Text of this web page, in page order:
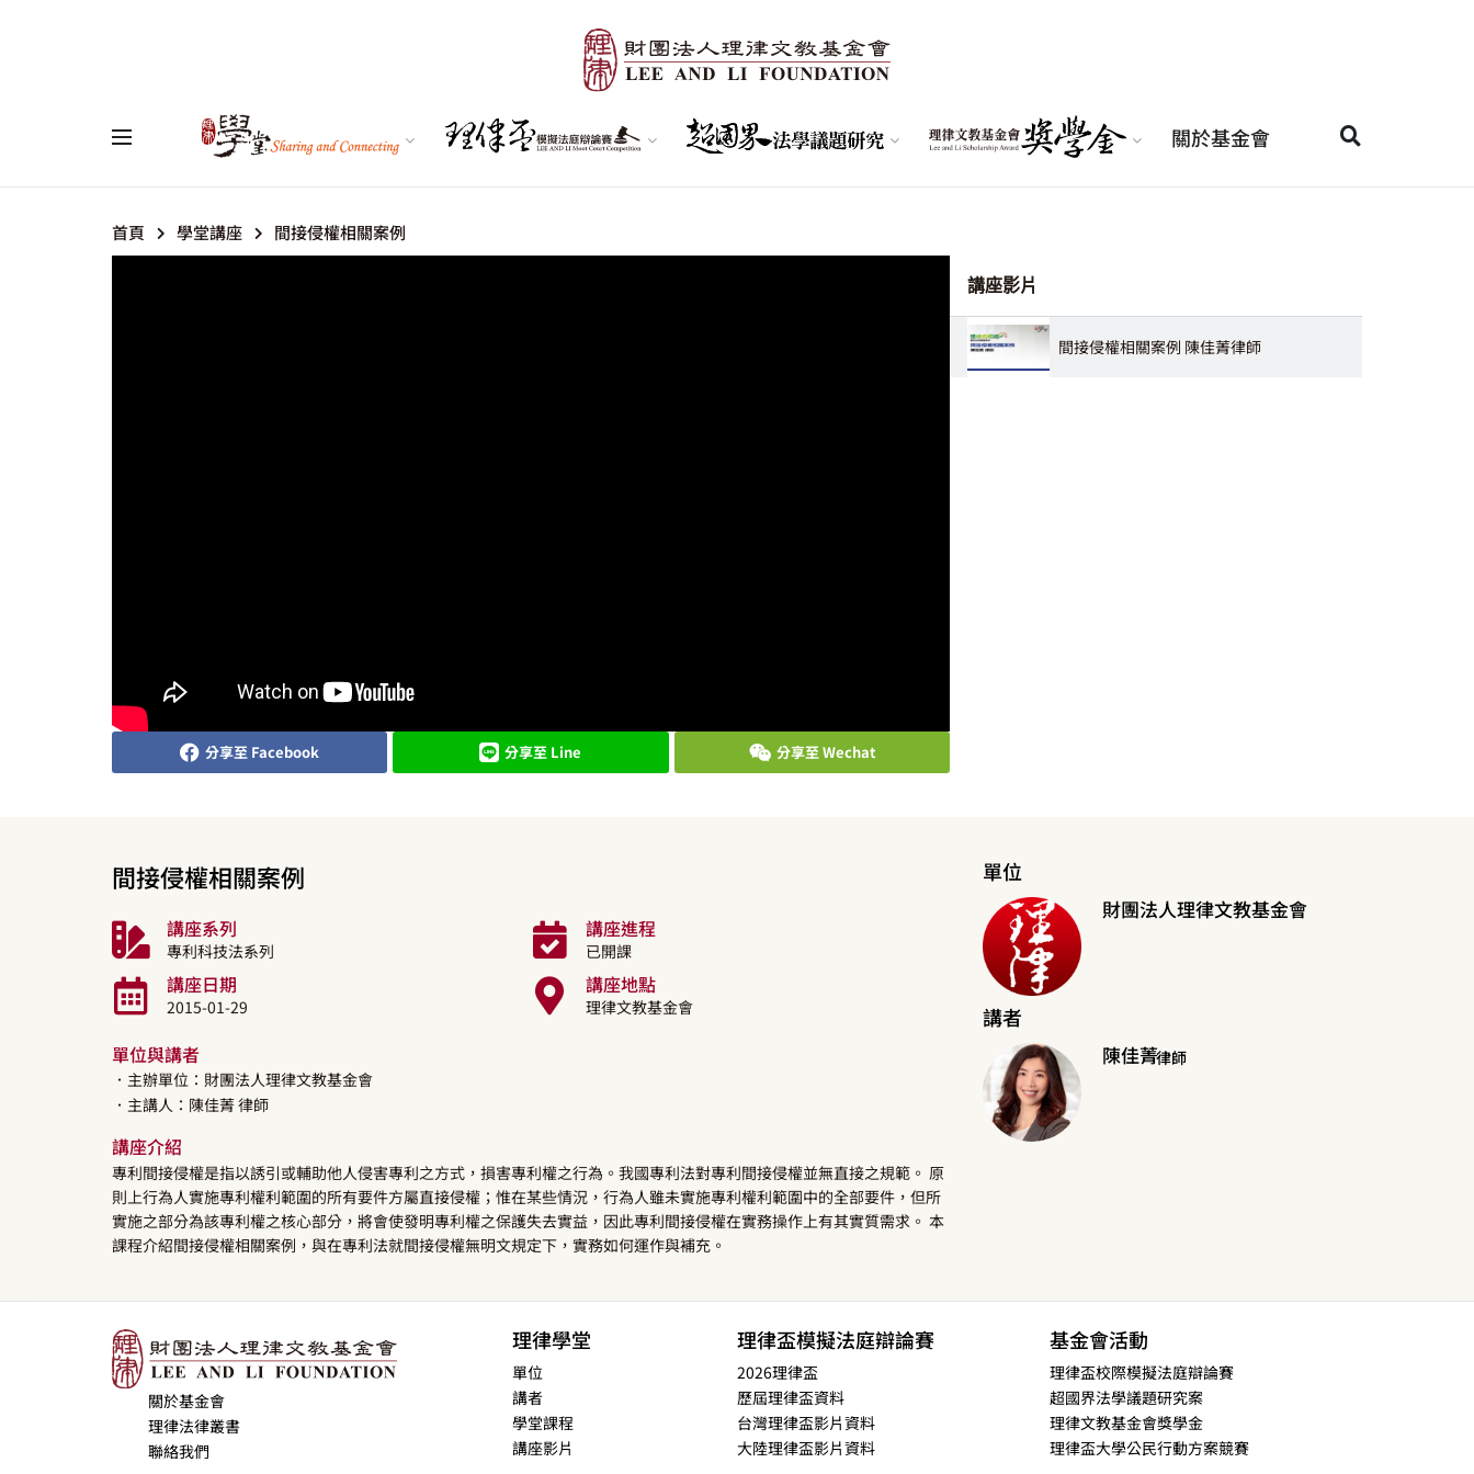
關於基金會
首頁 學堂講座 間接侵權相關案例
講座影片
間接侵權相關案例 陳佳菁律師
分享至 Facebook 分享至 Line 分享至 Wechat
間接侵權相關案例
講座系列
專利科技法系列
講座進程
已開課
講座日期
2015-01-29
講座地點
理律文教基金會
單位與講者
．主辦單位：財團法人理律文教基金會
．主講人： 陳佳菁律師
講座介紹
專利間接侵權是指以誘引或輔助他人侵害專利之方式，損害專利權之行為。我國專利法對專利間接侵權並無直接之規範。 原
則上行為人實施專利權利範圍的所有要件方屬直接侵權；惟在某些情況，行為人雖未實施專利權利範圍中的全部要件，但所
實施之部分為該專利權之核心部分，將會使發明專利權之保護失去實益，因此專利間接侵權在實務操作上有其實質需求。 本
課程介紹間接侵權相關案例，與在專利法就間接侵權無明文規定下，實務如何運作與補充。
單位
財團法人理律文教基金會
講者
陳佳菁律師
關於基金會
理律法律叢書
聯絡我們
理律學堂
單位
講者
學堂課程
講座影片
理律盃模擬法庭辯論賽
2026理律盃
歷屆理律盃資料
台灣理律盃影片資料
大陸理律盃影片資料
基金會活動
理律盃校際模擬法庭辯論賽
超國界法學議題研究案
理律文教基金會獎學金
理律盃大學公民行動方案競賽